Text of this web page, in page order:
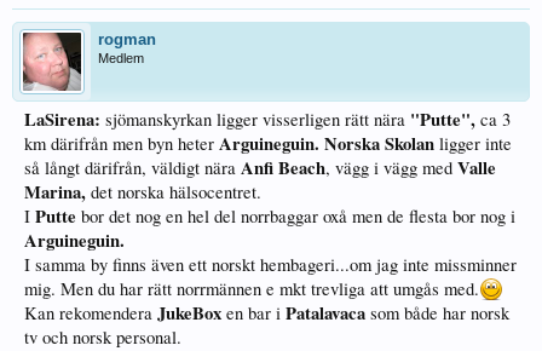
rogman
Medlem
LaSirena: sjömanskyrkan ligger visserligen rätt nära "Putte", ca 3
km därifrån men byn heter Arguineguin. Norska Skolan ligger inte
så långt därifrån, väldigt nära Anfi Beach, vägg i vägg med Valle
Marina, det norska hälsocentret.
I Putte bor det nog en hel del norrbaggar oxå men de flesta bor nog i
Arguineguin.
I samma by finns även ett norskt hembageri...om jag inte missminner
mig. Men du har rätt norrmännen e mkt trevliga att umgås med.
Kan rekomendera JukeBox en bar i Patalavaca som både har norsk
tv och norsk personal.